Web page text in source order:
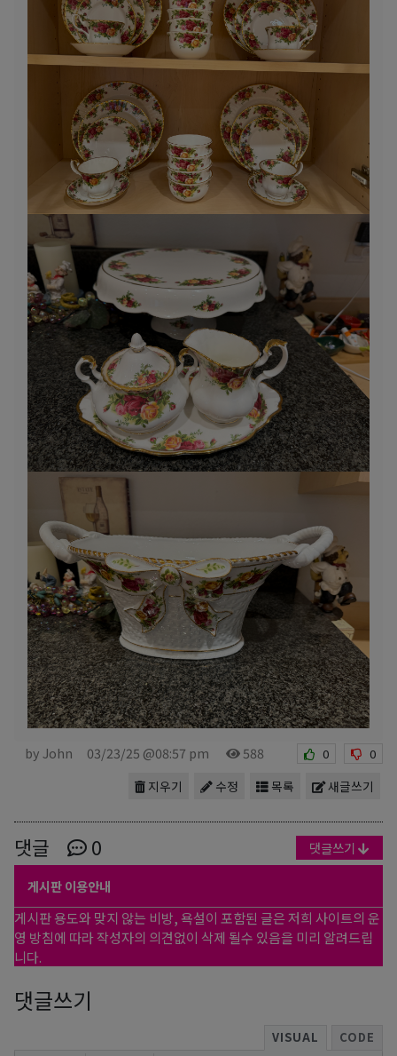
by John 03/23/25 @08:57 pm 588 0 0
새글쓰기
목록
수정
지우기
댓글 0 댓글쓰기
게시판 이용안내
게시판 용도와 맞지 않는 비방, 욕설이 포함된 글은 저희 사이트의 운
영 방침에 따라 작성자의 의견없이 삭제 될수 있음을 미리 알려드립
니다.
댓글쓰기
VISUAL CODE